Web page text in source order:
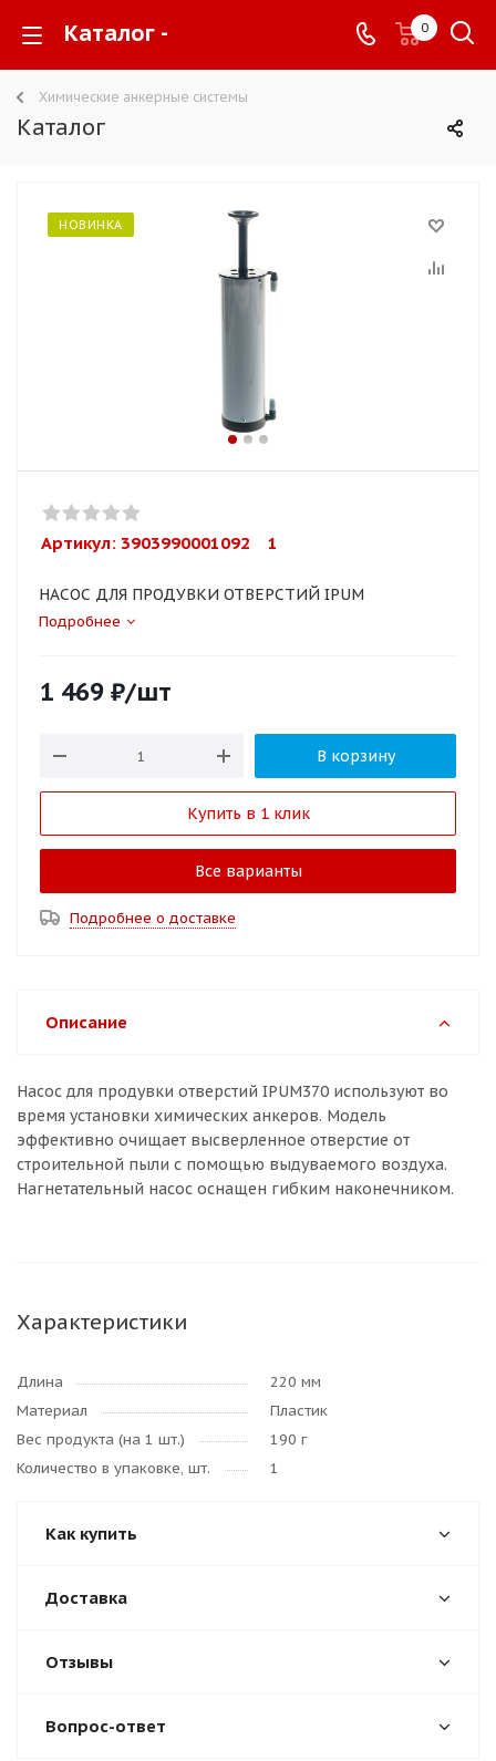
Каталог - 0
Химические анкерные системы
Каталог
НОВИНКА
Артикул: 3903990001092    1
НАСОС ДЛЯ ПРОДУВКИ ОТВЕРСТИЙ IPUM
Подробнее
1 469 ₽/шт
В корзину
Купить в 1 клик
Все варианты
Подробнее о доставке
Описание
Насос для продувки отверстий IPUM370 используют во
время установки химических анкеров. Модель
эффективно очищает высверленное отверстие от
строительной пыли с помощью выдуваемого воздуха.
Нагнетательный насос оснащен гибким наконечником.
Характеристики
Длина
220 мм
Материал
Пластик
Вес продукта (на 1 шт.)
190 г
Количество в упаковке, шт.
1
Как купить
Доставка
Отзывы
Вопрос-ответ